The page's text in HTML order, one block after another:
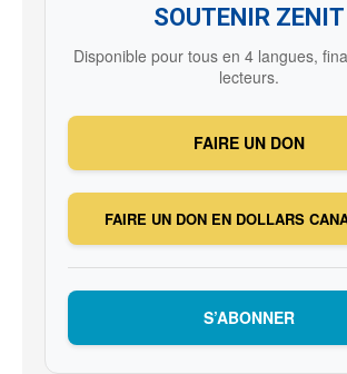
SOUTENIR ZENIT
Disponible pour tous en 4 langues,
lecteurs.
FAIRE UN DON
FAIRE UN DON EN DOLLARS
S’ABONNER